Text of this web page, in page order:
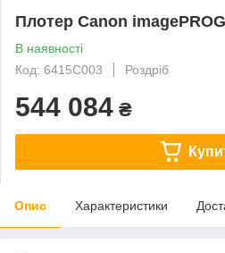
Плотер Canon
В наявності
Код: 6415C003
Роздріб
544 084 ₴
Опис Характеристики